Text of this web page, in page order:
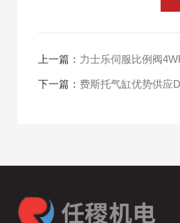
上一篇： 力士乐伺服比例阀
下一篇： 费斯托气缸优势供应